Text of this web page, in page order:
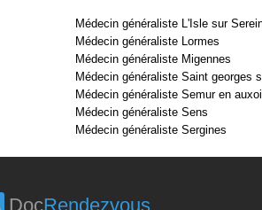
Médecin généraliste L'Isle sur
Médecin généraliste Lormes
Médecin généraliste Migennes
Médecin généraliste Saint georges
Médecin généraliste Semur en
Médecin généraliste Sens
Médecin généraliste Sergines
DocRendezvous